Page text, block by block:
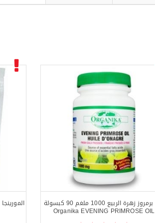
زيت برمروز زهرة الربيع 1000 ملغم 90 كبسولة
Organika EVENING PRIMROSE OIL